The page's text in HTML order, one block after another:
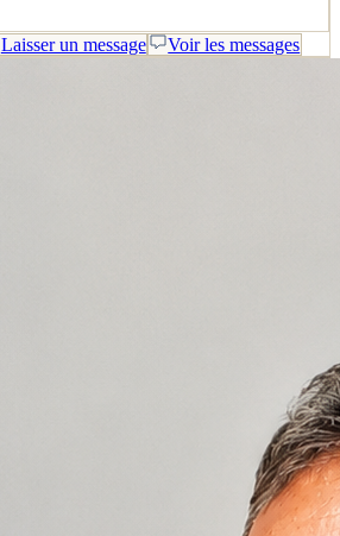
Laisser un message Voir les messages